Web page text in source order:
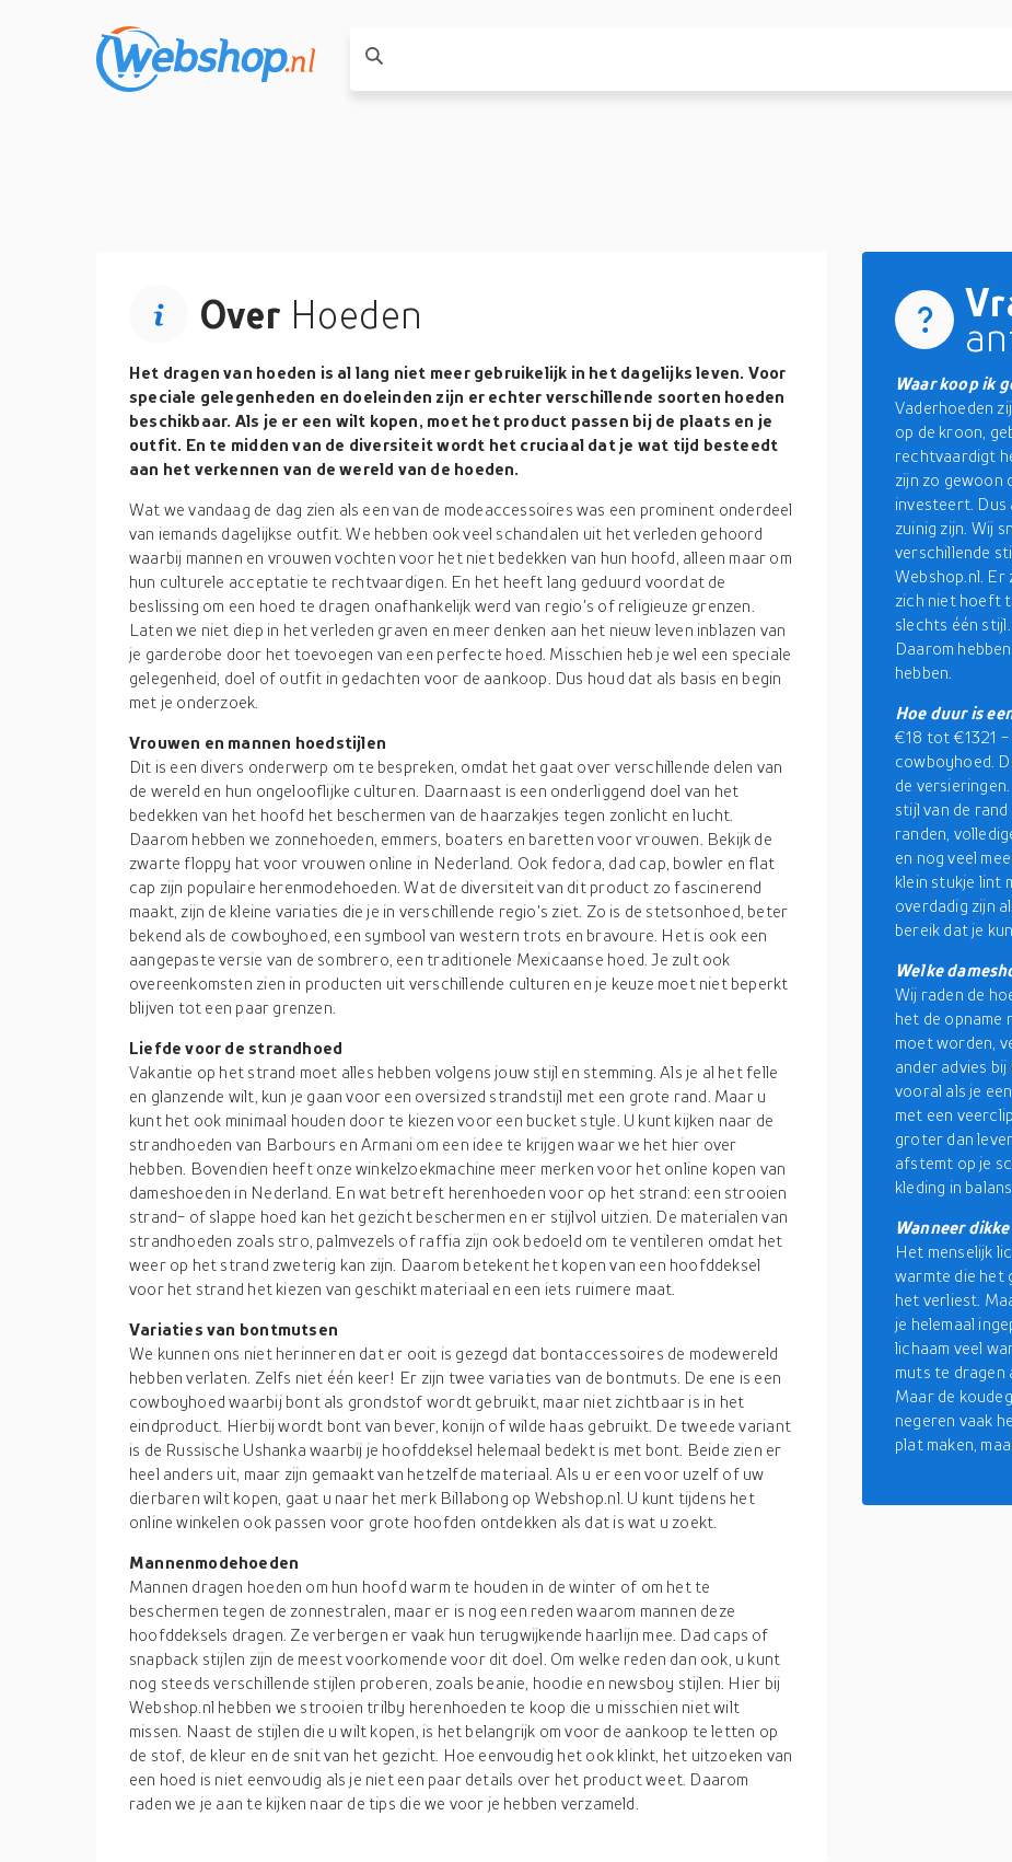
Over Hoeden
Het dragen van hoeden is al lang niet meer gebruikelijk in het dagelijks leven. Voor
speciale gelegenheden en doeleinden zijn er echter verschillende soorten hoeden
beschikbaar. Als je er een wilt kopen, moet het product passen bij de plaats en je
outfit. En te midden van de diversiteit wordt het cruciaal dat je wat tijd besteedt
aan het verkennen van de wereld van de hoeden.
Wat we vandaag de dag zien als een van de modeaccessoires was een prominent onderdeel
van iemands dagelijkse outfit. We hebben ook veel schandalen uit het verleden gehoord
waarbij mannen en vrouwen vochten voor het niet bedekken van hun hoofd, alleen maar om
hun culturele acceptatie te rechtvaardigen. En het heeft lang geduurd voordat de
beslissing om een hoed te dragen onafhankelijk werd van regio's of religieuze grenzen.
Laten we niet diep in het verleden graven en meer denken aan het nieuw leven inblazen van
je garderobe door het toevoegen van een perfecte hoed. Misschien heb je wel een speciale
gelegenheid, doel of outfit in gedachten voor de aankoop. Dus houd dat als basis en begin
met je onderzoek.
Vrouwen en mannen hoedstijlen
Dit is een divers onderwerp om te bespreken, omdat het gaat over verschillende delen van
de wereld en hun ongelooflijke culturen. Daarnaast is een onderliggend doel van het
bedekken van het hoofd het beschermen van de haarzakjes tegen zonlicht en lucht.
Daarom hebben we zonnehoeden, emmers, boaters en baretten voor vrouwen. Bekijk de
zwarte floppy hat voor vrouwen online in Nederland. Ook fedora, dad cap, bowler en flat
cap zijn populaire herenmodehoeden. Wat de diversiteit van dit product zo fascinerend
maakt, zijn de kleine variaties die je in verschillende regio's ziet. Zo is de stetsonhoed, beter
bekend als de cowboyhoed, een symbool van western trots en bravoure. Het is ook een
aangepaste versie van de sombrero, een traditionele Mexicaanse hoed. Je zult ook
overeenkomsten zien in producten uit verschillende culturen en je keuze moet niet beperkt
blijven tot een paar grenzen.
Liefde voor de strandhoed
Vakantie op het strand moet alles hebben volgens jouw stijl en stemming. Als je al het felle
en glanzende wilt, kun je gaan voor een oversized strandstijl met een grote rand. Maar u
kunt het ook minimaal houden door te kiezen voor een bucket style. U kunt kijken naar de
strandhoeden van Barbours en Armani om een idee te krijgen waar we het hier over
hebben. Bovendien heeft onze winkelzoekmachine meer merken voor het online kopen van
dameshoeden in Nederland. En wat betreft herenhoeden voor op het strand: een strooien
strand- of slappe hoed kan het gezicht beschermen en er stijlvol uitzien. De materialen van
strandhoeden zoals stro, palmvezels of raffia zijn ook bedoeld om te ventileren omdat het
weer op het strand zweterig kan zijn. Daarom betekent het kopen van een hoofddeksel
voor het strand het kiezen van geschikt materiaal en een iets ruimere maat.
Variaties van bontmutsen
We kunnen ons niet herinneren dat er ooit is gezegd dat bontaccessoires de modewereld
hebben verlaten. Zelfs niet één keer! Er zijn twee variaties van de bontmuts. De ene is een
cowboyhoed waarbij bont als grondstof wordt gebruikt, maar niet zichtbaar is in het
eindproduct. Hierbij wordt bont van bever, konijn of wilde haas gebruikt. De tweede variant
is de Russische Ushanka waarbij je hoofddeksel helemaal bedekt is met bont. Beide zien er
heel anders uit, maar zijn gemaakt van hetzelfde materiaal. Als u er een voor uzelf of uw
dierbaren wilt kopen, gaat u naar het merk Billabong op Webshop.nl. U kunt tijdens het
online winkelen ook passen voor grote hoofden ontdekken als dat is wat u zoekt.
Mannenmodehoeden
Mannen dragen hoeden om hun hoofd warm te houden in de winter of om het te
beschermen tegen de zonnestralen, maar er is nog een reden waarom mannen deze
hoofddeksels dragen. Ze verbergen er vaak hun terugwijkende haarlijn mee. Dad caps of
snapback stijlen zijn de meest voorkomende voor dit doel. Om welke reden dan ook, u kunt
nog steeds verschillende stijlen proberen, zoals beanie, hoodie en newsboy stijlen. Hier bij
Webshop.nl hebben we strooien trilby herenhoeden te koop die u misschien niet wilt
missen. Naast de stijlen die u wilt kopen, is het belangrijk om voor de aankoop te letten op
de stof, de kleur en de snit van het gezicht. Hoe eenvoudig het ook klinkt, het uitzoeken van
een hoed is niet eenvoudig als je niet een paar details over het product weet. Daarom
raden we je aan te kijken naar de tips die we voor je hebben verzameld.
Waar koop ik
Vaderhoeden
op de kroon,
rechtvaardigt
zijn zo gewoon
investeert. Dus
zuinig zijn. Wij
verschillende
Webshop.nl. Er
zich niet hoeft
slechts één
Daarom
hebben.
Hoe duur is
€18 tot €1321 -
cowboyhoed.
de
stijl van de
randen,
en nog veel
klein stukje lint
overdadig zijn
bereik dat je
Welke
Wij raden de
het de opname
moet worden,
ander advies
vooral als je
met een
groter dan
afstemt op je
kleding in
Wanneer
Het menselijk
warmte die het
het verliest.
je helemaal
lichaam veel
muts te dragen
Maar de
negeren vaak
plat maken,